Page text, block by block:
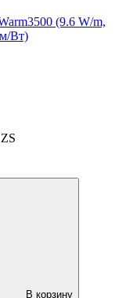
(9.6 W/m,
Вт)
В корзину